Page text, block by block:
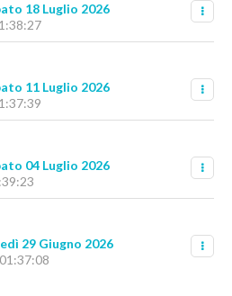
18 Luglio 2026
11 Luglio 2026
04 Luglio 2026
29 Giugno 2026
01:37:08